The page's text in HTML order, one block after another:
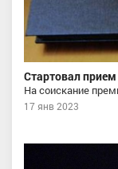
Стартовал
На соискание
17 янв 2023